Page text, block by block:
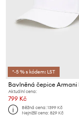
*-5 % s kódem: LST
Aktuální cena:
799 Kč
Běžná cena:1399 Kč
Nejnižší cena:829 Kč